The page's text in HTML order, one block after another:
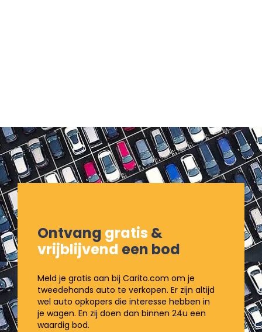
Ontvang gratis &
vrijblijvend een bod
Meld je gratis aan bij Carito.com om je
tweedehands auto te verkopen. Er zijn altijd
wel auto opkopers die interesse hebben in
je wagen. En zij doen dan binnen 24u een
waardig bod.